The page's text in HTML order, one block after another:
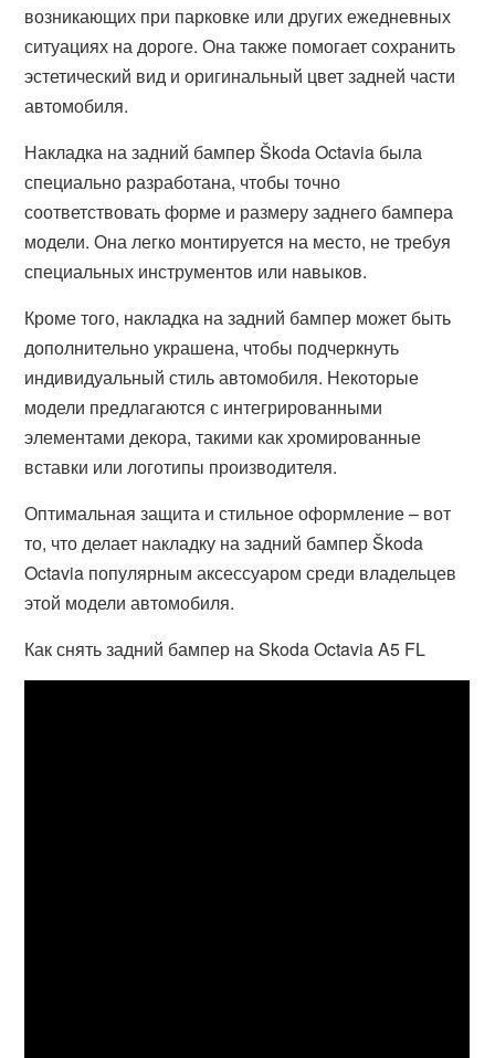
возникающих при парковке или других ежедневных
ситуациях на дороге. Она также помогает сохранить
эстетический вид и оригинальный цвет задней части
автомобиля.
Накладка на задний бампер Škoda Octavia была
специально разработана, чтобы точно
соответствовать форме и размеру заднего бампера
модели. Она легко монтируется на место, не требуя
специальных инструментов или навыков.
Кроме того, накладка на задний бампер может быть
дополнительно украшена, чтобы подчеркнуть
индивидуальный стиль автомобиля. Некоторые
модели предлагаются с интегрированными
элементами декора, такими как хромированные
вставки или логотипы производителя.
Оптимальная защита и стильное оформление – вот
то, что делает накладку на задний бампер Škoda
Octavia популярным аксессуаром среди владельцев
этой модели автомобиля.
Как снять задний бампер на Skoda Octavia A5 FL